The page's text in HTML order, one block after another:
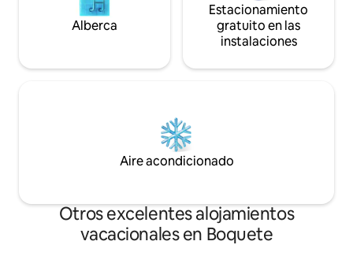
Alberca
Estacionamiento
gratuito en las
instalaciones
Aire acondicionado
Otros excelentes alojamientos
vacacionales en Boquete